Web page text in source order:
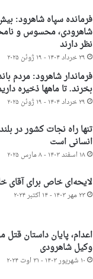
شاهرودی، محسوس و
نظر دارند
۲۹ خرداد ۱۴۰۴ - ۱۹ ژوئن ۲۰۲۵
فرماندار شاهرود: مردم
بخرند. تا ماهها ذخیره
۲۹ خرداد ۱۴۰۴ - ۱۹ ژوئن ۲۰۲۵
تنها راه نجات کشور در
انسانی است
۱۸ اسفند ۱۴۰۳ - ۸ مارس ۲۰۲۵
لایحه‌ای خاص برای آقای
۲۳ مهر ۱۴۰۳ - ۱۴ اکتبر ۲۰۲۴
اعدام، پایان داستان
وکیل شاهرودی
۱۰ شهریور ۱۴۰۳ - ۳۱ اوت ۲۰۲۴